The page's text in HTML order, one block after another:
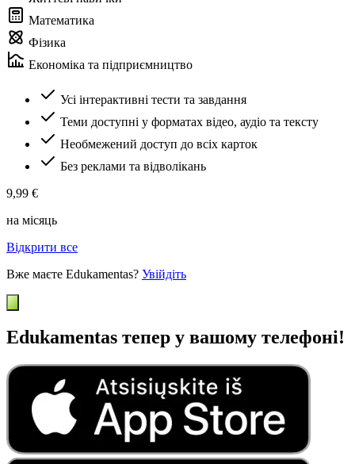
Математика
Фізика
Економіка та підприємництво
Усі інтерактивні тести та завдання
Теми доступні у форматах відео, аудіо та тексту
Необмежений доступ до всіх карток
Без реклами та відволікань
9,99 €
на місяць
Відкрити все
Вже маєте Edukamentas? Увійдіть
Edukamentas тепер у вашому телефоні!